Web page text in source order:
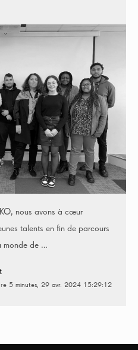
nous avons à cœur
talents en fin de parcours
monde de …
5 minutes 29 avr. 2024 15:29:12